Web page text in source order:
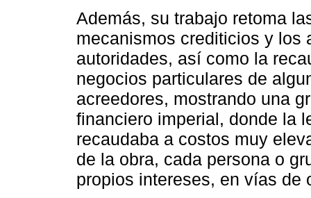
Además, su trabajo retoma
mecanismos crediticios y los
autoridades, así como la
negocios particulares de
acreedores, mostrando una
financiero imperial, donde la
recaudaba a costos muy
de la obra, cada persona o
propios intereses, en vías de